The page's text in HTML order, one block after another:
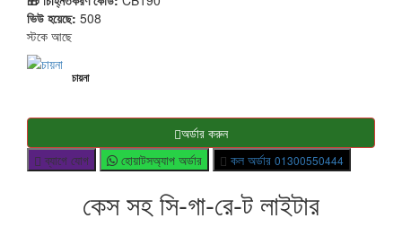
ভিউ হয়েছে: 508
স্টকে আছে
চায়না
অর্ডার করুন
ব্যাগে যোগ
হোয়াটসঅ্যাপ অর্ডার কল অর্ডার 01300550444
কেস সহ সি-গা-রে-ট লাইটার